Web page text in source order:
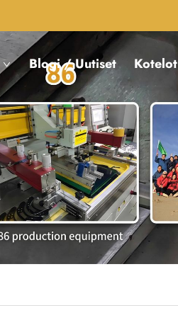
Blogi / Uutiset Kotelot